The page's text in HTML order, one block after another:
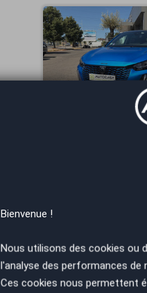
Bienvenue !
Nous utilisons des cookies ou
l'analyse des performances
Ces cookies nous permettent